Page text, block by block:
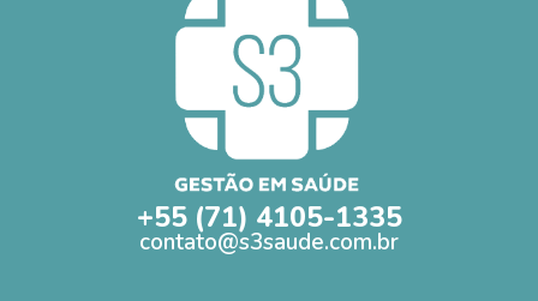
+55 (71) 4105-1335
contato@s3saude.com.br